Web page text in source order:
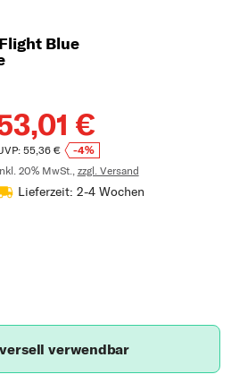
Blue
€
55,36 €
-4%
20% MwSt.,zzgl. Versand
Lieferzeit: 2-4 Wochen
verwendbar